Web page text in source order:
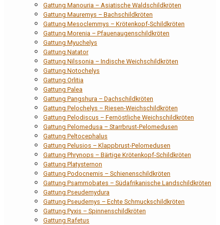
Gattung Manouria – Asiatische Waldschildkröten
Gattung Mauremys – Bachschildkröten
Gattung Mesoclemmys – Krötenkopf-Schildkröten
Gattung Morenia – Pfauenaugenschildkröten
Gattung Myuchelys
Gattung Natator
Gattung Nilssonia – Indische Weichschildkröten
Gattung Notochelys
Gattung Orlitia
Gattung Palea
Gattung Pangshura – Dachschildkröten
Gattung Pelochelys – Riesen-Weichschildkröten
Gattung Pelodiscus – Fernöstliche Weichschildkröten
Gattung Pelomedusa – Starrbrust-Pelomedusen
Gattung Peltocephalus
Gattung Pelusios – Klappbrust-Pelomedusen
Gattung Phrynops – Bärtige Krötenkopf-Schildkröten
Gattung Platysternon
Gattung Podocnemis – Schienenschildkröten
Gattung Psammobates – Südafrikanische Landschildkröten
Gattung Pseudemydura
Gattung Pseudemys – Echte Schmuckschildkröten
Gattung Pyxis – Spinnenschildkröten
Gattung Rafetus